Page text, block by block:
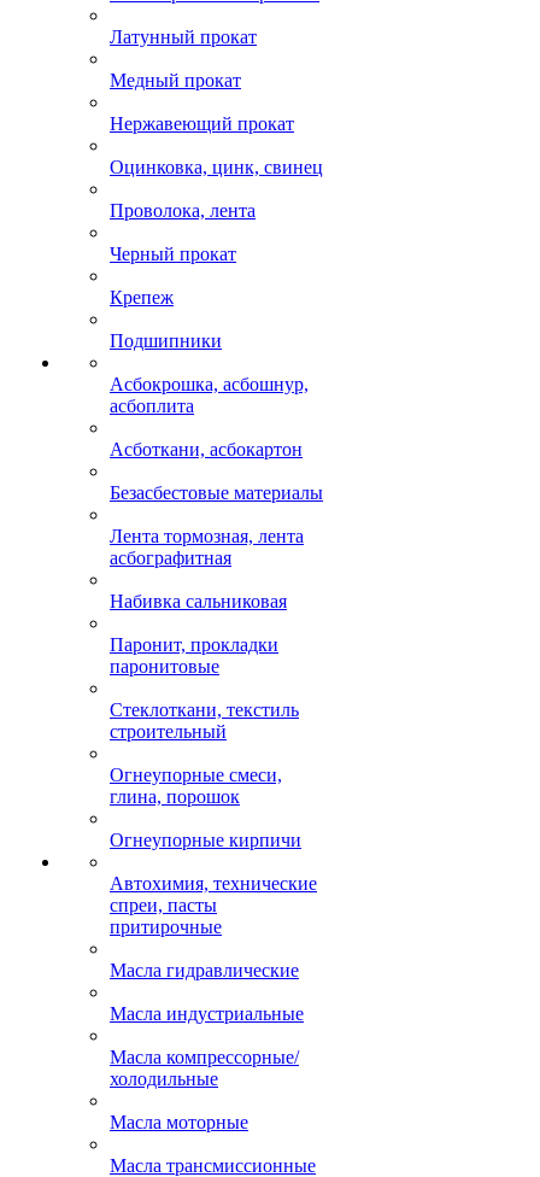
Латунный прокат
Медный прокат
Нержавеющий прокат
Оцинковка, цинк, свинец
Проволока, лента
Черный прокат
Крепеж
Подшипники
Асбокрошка, асбошнур,
асбоплита
Асботкани, асбокартон
Безасбестовые материалы
Лента тормозная, лента
асбографитная
Набивка сальниковая
Паронит, прокладки
паронитовые
Стеклоткани, текстиль
строительный
Огнеупорные смеси,
глина, порошок
Огнеупорные кирпичи
Автохимия, технические
спреи, пасты
притирочные
Масла гидравлические
Масла индустриальные
Масла компрессорные/
холодильные
Масла моторные
Масла трансмиссионные